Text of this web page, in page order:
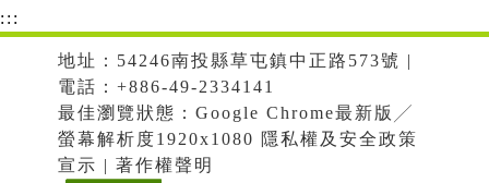
:::
地址：54246南投縣草屯鎮中正路573號 |
電話：+886-49-2334141
最佳瀏覽狀態：Google Chrome最新版╱
螢幕解析度1920x1080 隱私權及安全政策
宣示 | 著作權聲明